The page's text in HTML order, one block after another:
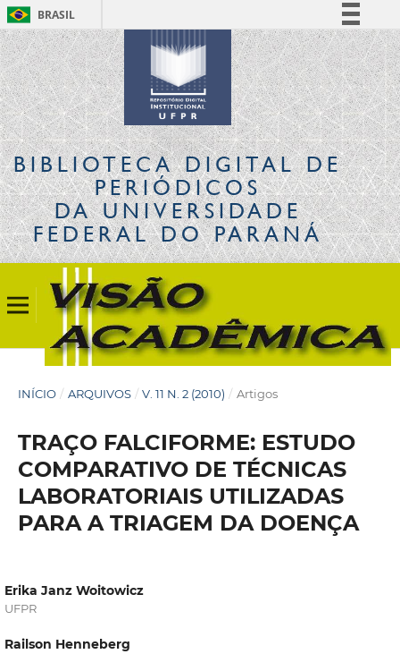
BRASIL
Simplifique!
Comunica BR
Participe
Acesso à informação
Legislação
Canais
BIBLIOTECA DIGITALDE
PERIÓDICOS
DA UNIVERSIDADE
FEDERAL DO PARANÁ
INÍCIO / ARQUIVOS / V. 11 N. 2 (2010) / Artigos
TRAÇO FALCIFORME: ESTUDO
COMPARATIVO DE TÉCNICAS
LABORATORIAIS UTILIZADAS
PARA A TRIAGEM DA DOENÇA
Erika Janz Woitowicz
UFPR
Railson Henneberg